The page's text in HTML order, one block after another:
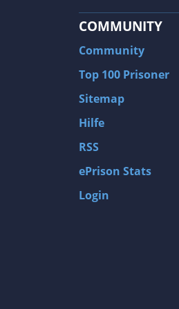
COMMUNITY
Community
Top 100 Prisoner
Sitemap
Hilfe
RSS
ePrison Stats
Login